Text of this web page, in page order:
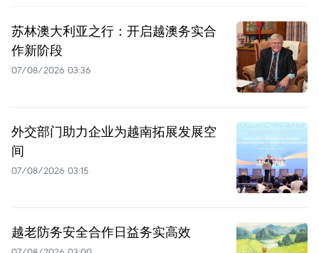
苏林澳大利亚之行：开启越澳务实合
作新阶段
07/08/2026 03:36
外交部门助力企业为越南拓展发展空
间
07/08/2026 03:15
越老防务安全合作日益务实高效